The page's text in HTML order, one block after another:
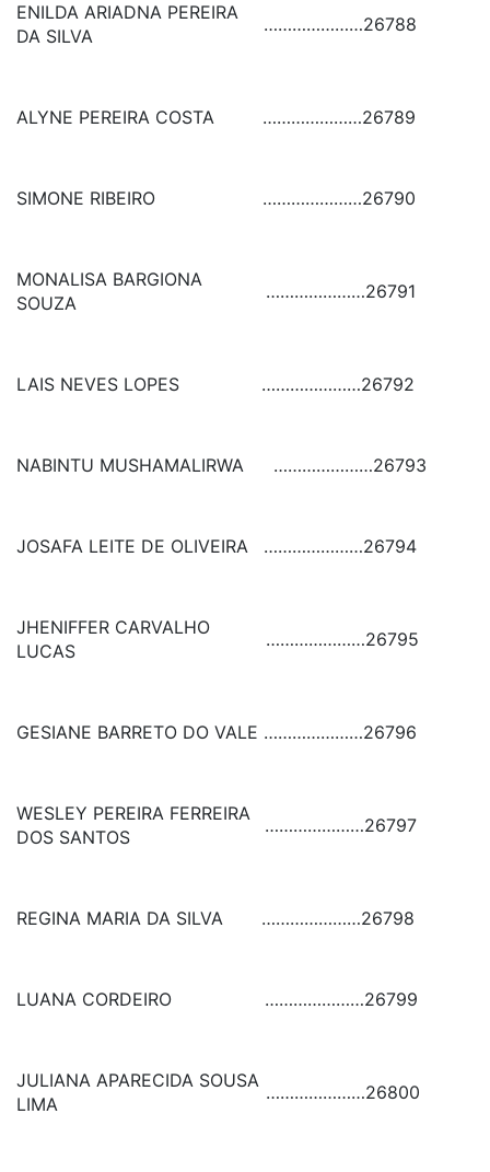
ENILDA ARIADNA PEREIRA
DA SILVA
…………………26788
ALYNE PEREIRA COSTA …………………26789
SIMONE RIBEIRO …………………26790
MONALISA BARGIONA
SOUZA
…………………26791
LAIS NEVES LOPES …………………26792
NABINTU MUSHAMALIRWA …………………26793
JOSAFA LEITE DE OLIVEIRA …………………26794
JHENIFFER CARVALHO
LUCAS
…………………26795
GESIANE BARRETO DO VALE …………………26796
WESLEY PEREIRA FERREIRA
DOS SANTOS
…………………26797
REGINA MARIA DA SILVA …………………26798
LUANA CORDEIRO …………………26799
JULIANA APARECIDA SOUSA
LIMA
…………………26800